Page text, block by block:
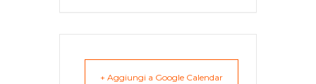
+ Aggiungi a Google Calendar